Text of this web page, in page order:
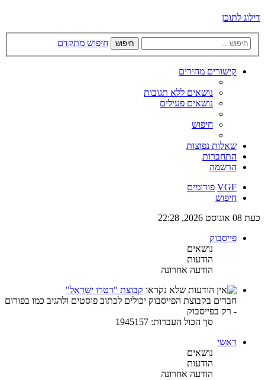
דילוג לתוכן
חיפוש חיפוש מתקדם
קישורים מהירים
נושאים ללא תגובות
נושאים פעילים
חיפוש
שאלות נפוצות
התחברות
הרשמה
VGF פורומים
חיפוש
כעת 08 אוגוסט 2026, 22:28
פייסבוק
נושאים
הודעות
הודעה אחרונה
קבוצת "רטרו ישראל"
חברים בקבוצת הפייסבוק יכולים לכתוב פוסטים ולהגיב כמו בפורום
- רק בפייסבוק
סך הכול העברות: 1945157
ראשי
נושאים
הודעות
הודעה אחרונה